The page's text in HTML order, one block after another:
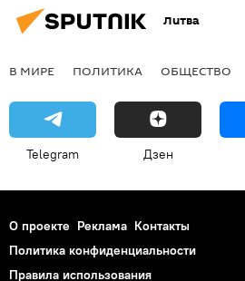
Литва
В МИРЕ ПОЛИТИКА ОБЩЕСТВО
Telegram Дзен
О проекте Реклама Контакты
Политика конфиденциальности
Правила использования